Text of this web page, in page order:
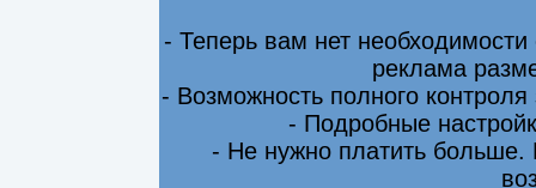
- Теперь вам нет
реклама
- Возможность полного
- Подробные
- Не нужно платить больше.